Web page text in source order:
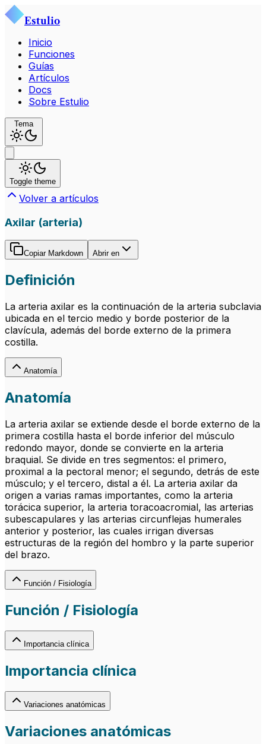
Estulio
Inicio
Funciones
Guías
Artículos
Docs
Sobre Estulio
Tema
Toggle theme
Volver a artículos
Axilar (arteria)
Copiar Markdown Abrir en
Definición
La arteria axilar es la continuación de la arteria subclavia
ubicada en el tercio medio y borde posterior de la
clavícula, además del borde externo de la primera
costilla.
Anatomía
Anatomía
La arteria axilar se extiende desde el borde externo de la
primera costilla hasta el borde inferior del músculo
redondo mayor, donde se convierte en la arteria
braquial. Se divide en tres segmentos: el primero,
proximal a la pectoral menor; el segundo, detrás de este
músculo; y el tercero, distal a él. La arteria axilar da
origen a varias ramas importantes, como la arteria
torácica superior, la arteria toracoacromial, las arterias
subescapulares y las arterias circunflejas humerales
anterior y posterior, las cuales irrigan diversas
estructuras de la región del hombro y la parte superior
del brazo.
Función / Fisiología
Función / Fisiología
Importancia clínica
Importancia clínica
Variaciones anatómicas
Variaciones anatómicas